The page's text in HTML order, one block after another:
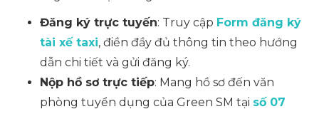
Đăng ký trực tuyến: Truy cập Form đăng ký
tài xế taxi, điền đầy đủ thông tin theo hướng
dẫn chi tiết và gửi đăng ký.
Nộp hồ sơ trực tiếp: Mang hồ sơ đến văn
phòng tuyển dụng của Green SM tại số 07